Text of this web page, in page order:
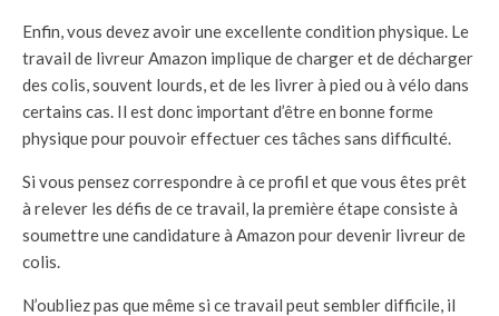
Enfin, vous devez avoir une excellente condition physique. Le
travail de livreur Amazon implique de charger et de décharger
des colis, souvent lourds, et de les livrer à pied ou à vélo dans
certains cas. Il est donc important d’être en bonne forme
physique pour pouvoir effectuer ces tâches sans difficulté.
Si vous pensez correspondre à ce profil et que vous êtes prêt
à relever les défis de ce travail, la première étape consiste à
soumettre une candidature à Amazon pour devenir livreur de
colis.
N’oubliez pas que même si ce travail peut sembler difficile, il